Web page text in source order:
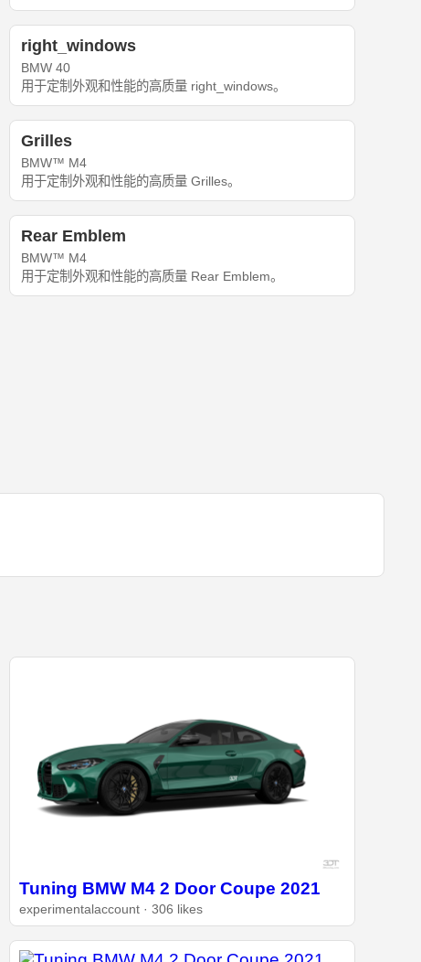
right_windows
BMW 40
用于定制外观和性能的高质量 right_windows。
Grilles
BMW™ M4
用于定制外观和性能的高质量 Grilles。
Rear Emblem
BMW™ M4
用于定制外观和性能的高质量 Rear Emblem。
Tuning BMW M4 2 Door Coupe 2021
experimentalaccount · 306 likes